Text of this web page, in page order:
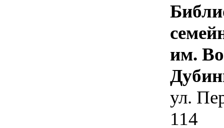
им.
ул.
114